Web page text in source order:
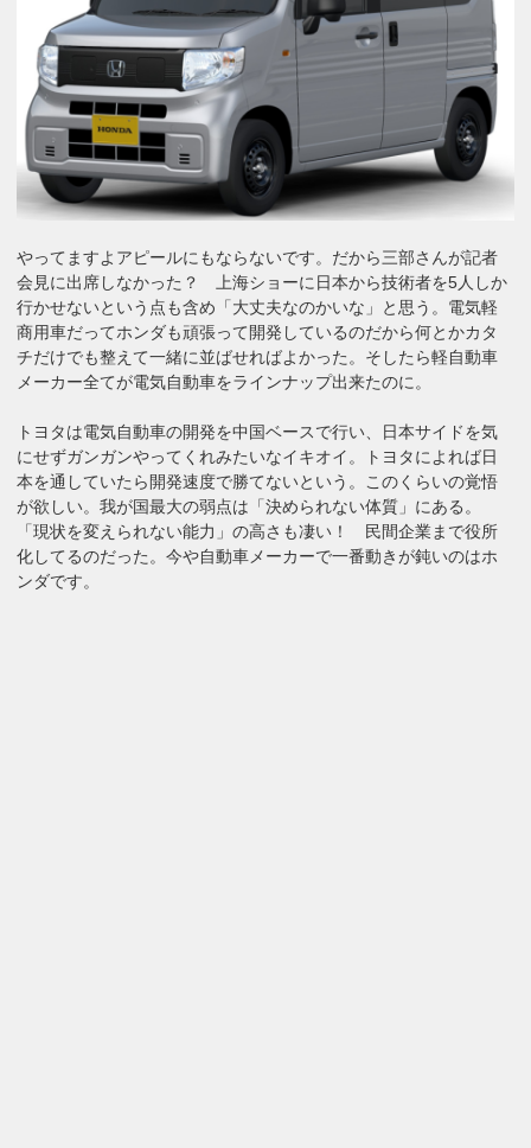
やってますよアピールにもならないです。だから三部さんが記者
会見に出席しなかった？ 上海ショーに日本から技術者を5人しか
行かせないという点も含め「大丈夫なのかいな」と思う。電気軽
商用車だってホンダも頑張って開発しているのだから何とかカタ
チだけでも整えて一緒に並ばせればよかった。そしたら軽自動車
メーカー全てが電気自動車をラインナップ出来たのに。
トヨタは電気自動車の開発を中国ベースで行い、日本サイドを気
にせずガンガンやってくれみたいなイキオイ。トヨタによれば日
本を通していたら開発速度で勝てないという。このくらいの覚悟
が欲しい。我が国最大の弱点は「決められない体質」にある。
「現状を変えられない能力」の高さも凄い！ 民間企業まで役所
化してるのだった。今や自動車メーカーで一番動きが鈍いのはホ
ンダです。